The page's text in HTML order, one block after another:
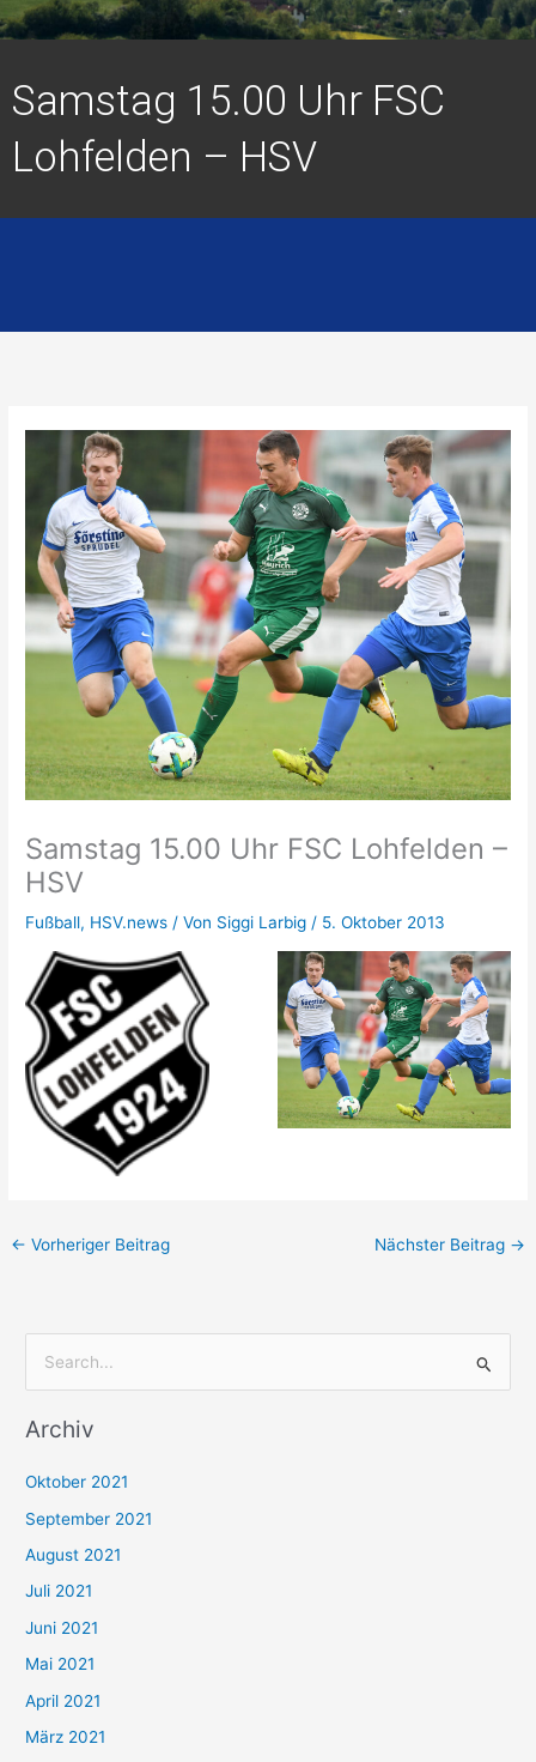
Samstag 15.00 Uhr FSC
Lohfelden – HSV
Samstag 15.00 Uhr FSC Lohfelden –
HSV
Fußball, HSV.news / Von Siggi Larbig/ 5. Oktober 2013
← Vorheriger Beitrag Nächster Beitrag →
c
n
n
a
c
h
:
Archiv
Oktober 2021
September 2021
August 2021
Juli 2021
Juni 2021
Mai 2021
April 2021
März 2021